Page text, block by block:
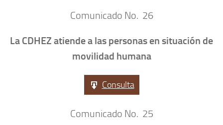
Comunicado No. 26
La CDHEZ atiende a las personas en situación de
movilidad humana
Consulta
Comunicado No. 25